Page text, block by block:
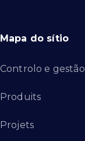
Mapa do sítio
Controlo e gestão
Produits
Projets